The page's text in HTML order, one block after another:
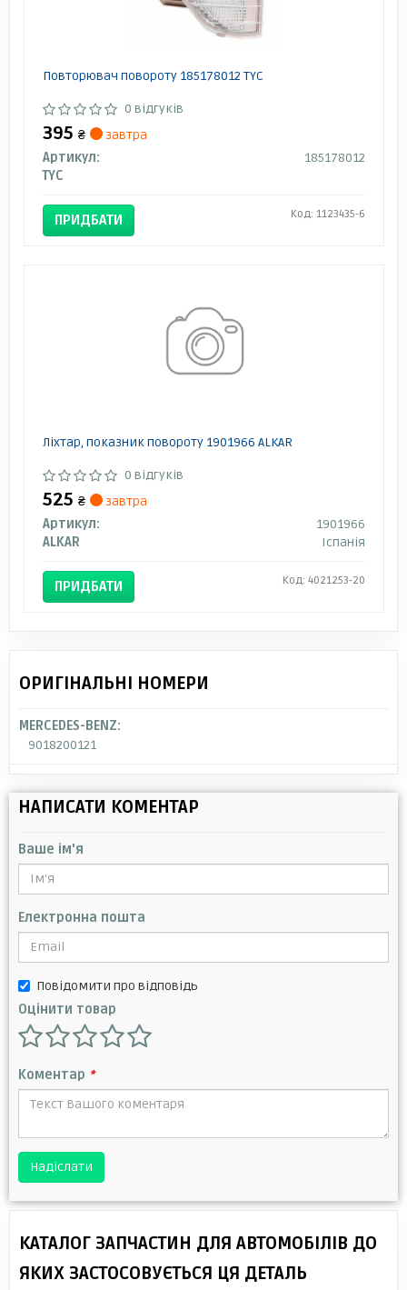
Повторювач повороту 185178012 TYC
0 відгуків
395 ₴
завтра
Артикул:
185178012
TYC
ПРИДБАТИ Код: 1123435-6
Ліхтар, показник повороту 1901966 ALKAR
0 відгуків
525 ₴
завтра
Артикул:
1901966
ALKAR
Іспанія
ПРИДБАТИ Код: 4021253-20
ОРИГІНАЛЬНІ НОМЕРИ
MERCEDES-BENZ:
9018200121
НАПИСАТИ КОМЕНТАР
Ваше ім'я
Електронна пошта
Повідомити про відповідь
Оцінити товар
Коментар *
Надіслати
КАТАЛОГ ЗАПЧАСТИН ДЛЯ АВТОМОБІЛІВ ДО
ЯКИХ ЗАСТОСОВУЄТЬСЯ ЦЯ ДЕТАЛЬ